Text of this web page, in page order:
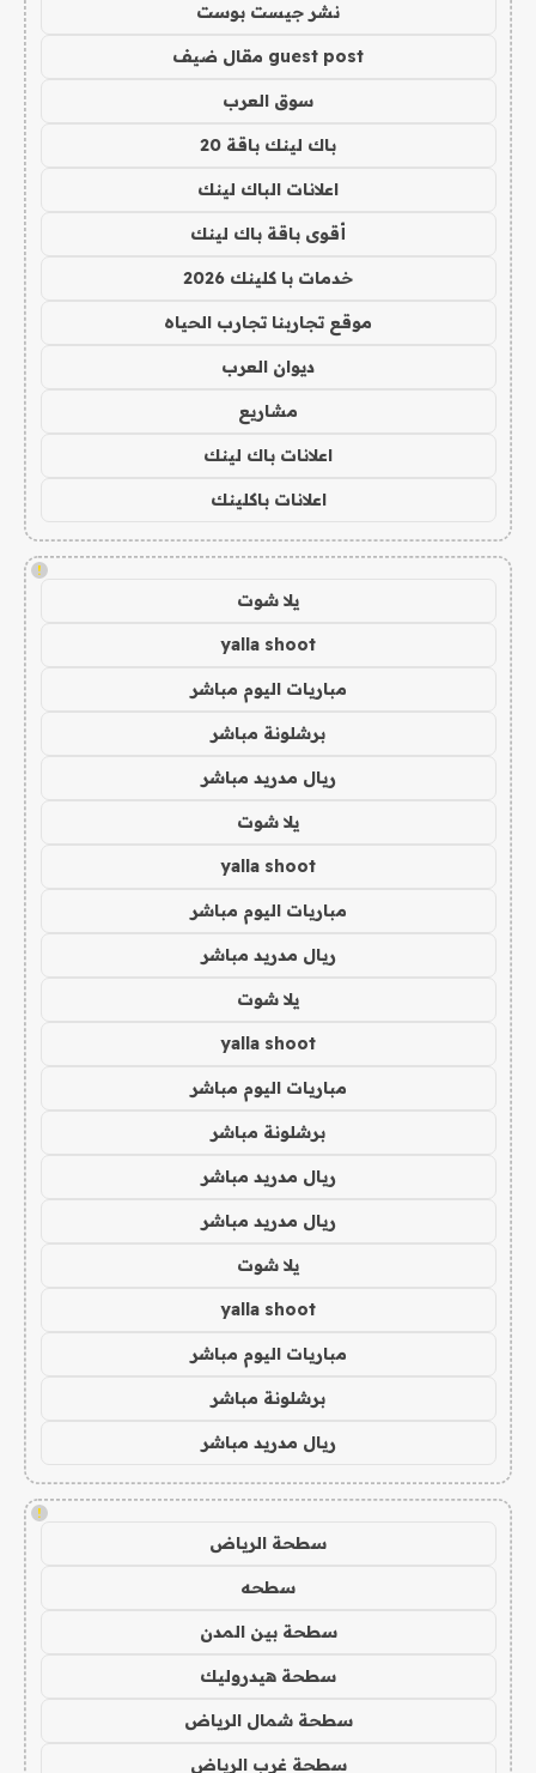
نشر جيست بوست
guest post مقال ضيف
سوق العرب
باك لينك باقة 20
اعلانات الباك لينك
أقوى باقة باك لينك
خدمات با كلينك 2026
موقع تجاربنا تجارب الحياه
ديوان العرب
مشاريع
اعلانات باك لينك
اعلانات باكلينك
!
يلا شوت
yalla shoot
مباريات اليوم مباشر
برشلونة مباشر
ريال مدريد مباشر
يلا شوت
yalla shoot
مباريات اليوم مباشر
ريال مدريد مباشر
يلا شوت
yalla shoot
مباريات اليوم مباشر
برشلونة مباشر
ريال مدريد مباشر
ريال مدريد مباشر
يلا شوت
yalla shoot
مباريات اليوم مباشر
برشلونة مباشر
ريال مدريد مباشر
!
سطحة الرياض
سطحه
سطحة بين المدن
سطحة هيدروليك
سطحة شمال الرياض
سطحة غرب الرياض